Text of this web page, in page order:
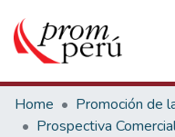
Communities & Collections
All of DSpace
Home
Prospectiva